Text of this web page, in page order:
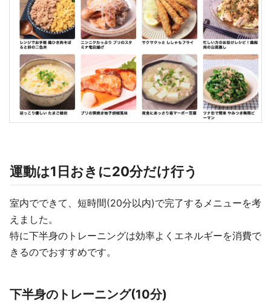
運動は1日おきに20分だけ行う
室内でできて、短時間(20分以内)で完了するメニューを考
えました。
特に下半身のトレーニングは効率よくエネルギーを消費で
きるのでおすすめです。
下半身のトレーニング(10分)